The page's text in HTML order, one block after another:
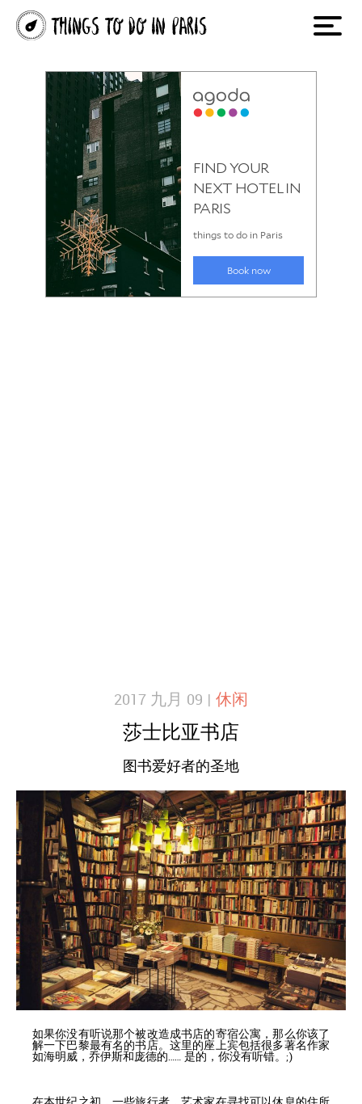
2017 九月 09 | 休闲
莎士比亚书店
图书爱好者的圣地
如果你没有听说那个被改造成书店的寄宿公寓，那么你该了
解一下巴黎最有名的书店。这里的座上宾包括很多著名作家
如海明威，乔伊斯和庞德的…… 是的，你没有听错。;)